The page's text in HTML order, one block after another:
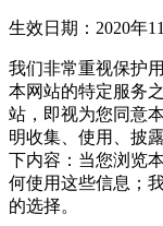
了解更多
为什么选择我
双十团队(十年以上
理经验)坐镇职业技
了解更多
我们在东海岸
来看看在东海岸都